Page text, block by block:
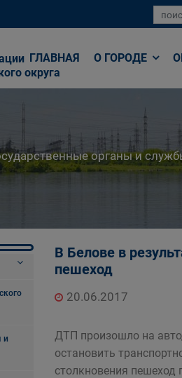
округа
ГЛАВНАЯ О ГОРОДЕ
органы и
и
В Белове в
пешеход
20.06.2017
ДТП произошло на
остановить
столкновения